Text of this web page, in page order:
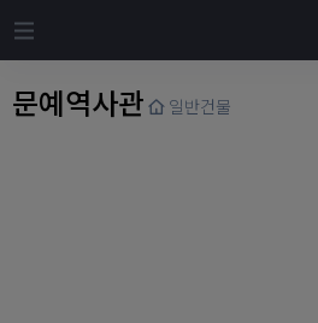
문예역사관 일반건물